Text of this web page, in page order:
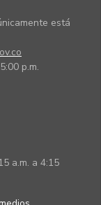
está
p.m.
a.m. a 4:15